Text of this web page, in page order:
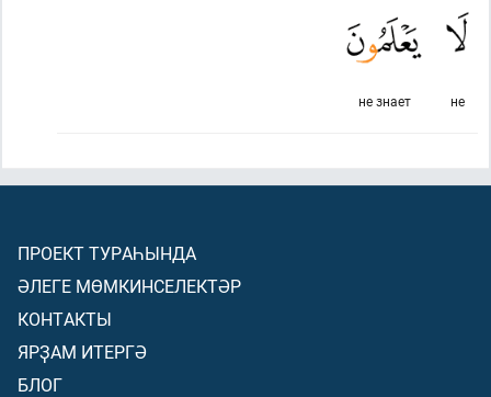
не
не знает
ПРОЕКТ ТУРАҺЫНДА
ӘЛЕГЕ МӨМКИНСЕЛЕКТӘР
КОНТАКТЫ
ЯРҘАМ ИТЕРГӘ
БЛОГ